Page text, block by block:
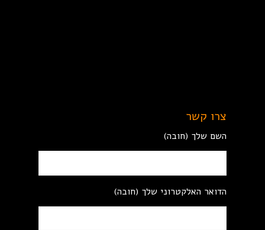
צרו קשר
השם שלך (חובה)
הדואר האלקטרוני שלך (חובה)